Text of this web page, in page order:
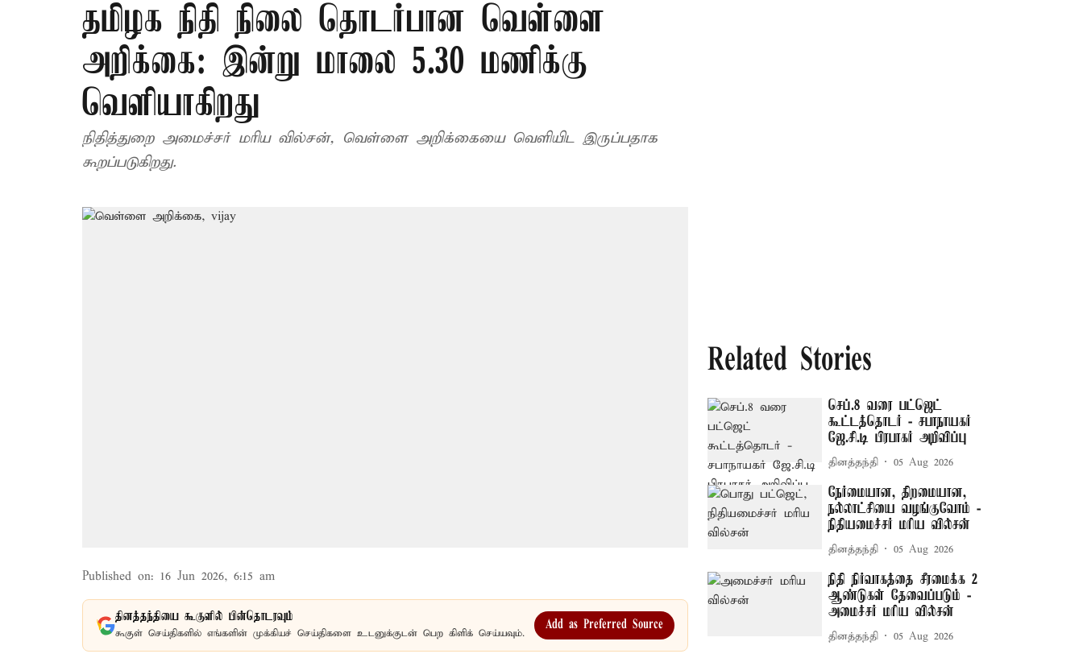
தமிழக நிதி நிலை தொடர்பான வெள்ளை
அறிக்கை: இன்று மாலை 5.30 மணிக்கு
வெளியாகிறது
நிதித்துறை அமைச்சர் மரிய வில்சன், வெள்ளை அறிக்கையை வெளியிட இருப்பதாக
கூறப்படுகிறது.
Published on: 16 Jun 2026, 6:15 am
தினத்தந்தியை கூகுளில் பின்தொடரவும்
கூகுள் செய்திகளில் எங்களின் முக்கியச் செய்திகளை உடனுக்குடன் பெற கிளிக் செய்யவும்.
Add as Preferred Source
Related Stories
செப்.8 வரை பட்ஜெட்
கூட்டத்தொடர் - சபாநாயகர்
ஜே.சி.டி பிரபாகர் அறிவிப்பு
தினத்தந்தி 05 Aug 2026
நேர்மையான, திறமையான,
நல்லாட்சியை வழங்குவோம் -
நிதியமைச்சர் மரிய வில்சன்
தினத்தந்தி 05 Aug 2026
நிதி நிர்வாகத்தை சீரமைக்க 2
ஆண்டுகள் தேவைப்படும் -
அமைச்சர் மரிய வில்சன்
தினத்தந்தி 05 Aug 2026